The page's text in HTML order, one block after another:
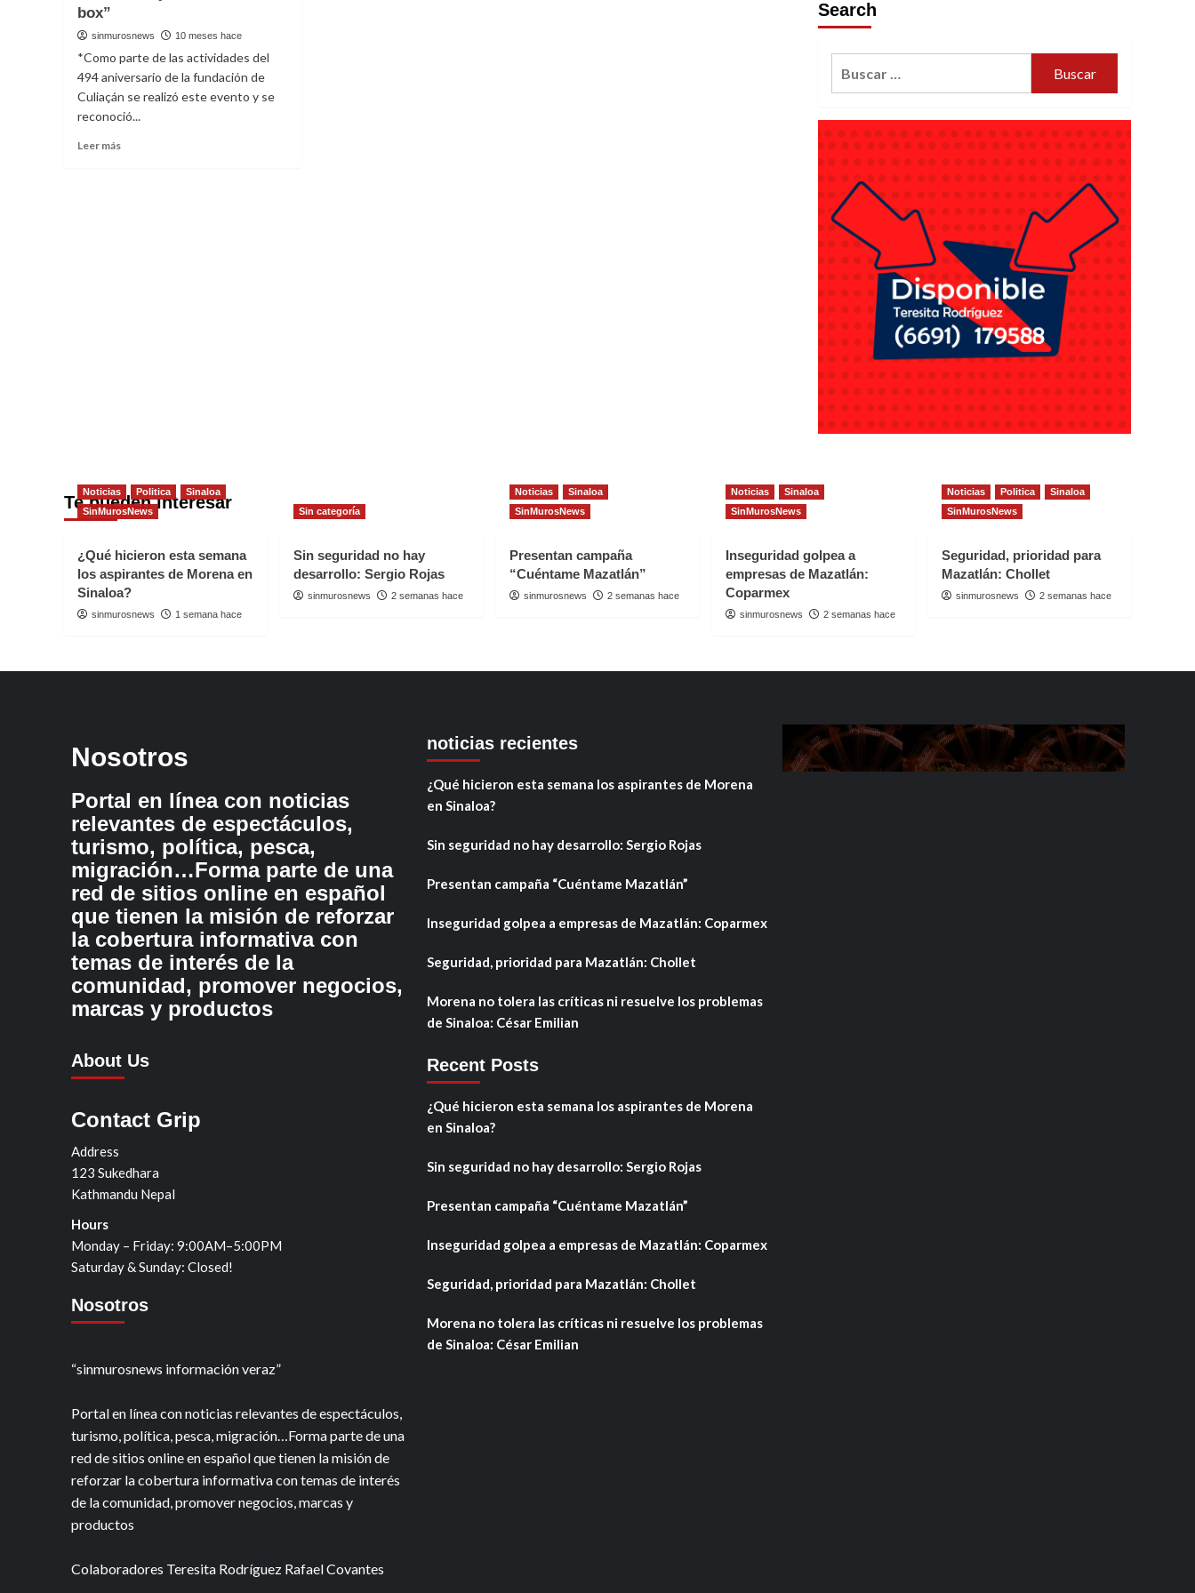
box”
sinmurosnews 10 meses hace
*Como parte de las actividades del
494 aniversario de la fundación de
Culiaçán se realizó este evento y se
reconoció...
Leer más
Search
Te pueden interesar
Noticias Politica
Sinaloa
SinMurosNews
¿Qué hicieron esta semana
los aspirantes de Morena en
Sinaloa?
sinmurosnews 1 semana hace
Sin categoría
Sin seguridad no hay
desarrollo: Sergio Rojas
sinmurosnews 2 semanas hace
Noticias
Sinaloa
SinMurosNews
Presentan campaña
“Cuéntame Mazatlán”
sinmurosnews 2 semanas hace
Noticias
Sinaloa
SinMurosNews
Inseguridad golpea a
empresas de Mazatlán:
Coparmex
sinmurosnews 2 semanas hace
Noticias Politica
Sinaloa
SinMurosNews
Seguridad, prioridad para
Mazatlán: Chollet
sinmurosnews 2 semanas hace
Nosotros
Portal en línea con noticias
relevantes de espectáculos,
turismo, política, pesca,
migración…Forma parte de una
red de sitios online en español
que tienen la misión de reforzar
la cobertura informativa con
temas de interés de la
comunidad, promover negocios,
marcas y productos
About Us
Contact Grip
Address
123 Sukedhara
Kathmandu Nepal
Hours
Monday – Friday: 9:00AM–5:00PM
Saturday & Sunday: Closed!
Nosotros
“sinmurosnews información veraz”
Portal en línea con noticias relevantes de espectáculos,
turismo, política, pesca, migración…Forma parte de una
red de sitios online en español que tienen la misión de
reforzar la cobertura informativa con temas de interés
de la comunidad, promover negocios, marcas y
productos
Colaboradores Teresita Rodríguez Rafael Covantes
noticias recientes
¿Qué hicieron esta semana los aspirantes de Morena
en Sinaloa?
Sin seguridad no hay desarrollo: Sergio Rojas
Presentan campaña “Cuéntame Mazatlán”
Inseguridad golpea a empresas de Mazatlán: Coparmex
Seguridad, prioridad para Mazatlán: Chollet
Morena no tolera las críticas ni resuelve los problemas
de Sinaloa: César Emilian
Recent Posts
¿Qué hicieron esta semana los aspirantes de Morena
en Sinaloa?
Sin seguridad no hay desarrollo: Sergio Rojas
Presentan campaña “Cuéntame Mazatlán”
Inseguridad golpea a empresas de Mazatlán: Coparmex
Seguridad, prioridad para Mazatlán: Chollet
Morena no tolera las críticas ni resuelve los problemas
de Sinaloa: César Emilian